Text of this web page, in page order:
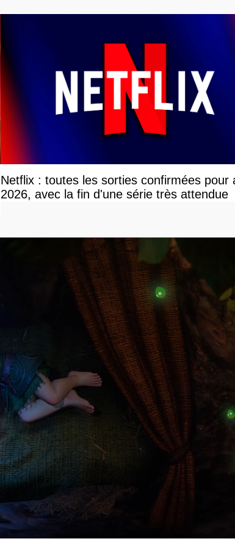
Netflix : toutes les sorties confirmées pour
2026, avec la fin d'une série très attendue